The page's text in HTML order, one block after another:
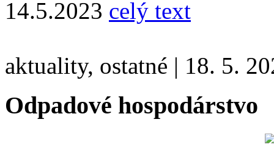
14.5.2023 celý text
aktuality, ostatné | 18. 5.
Odpadové hospodárstvo